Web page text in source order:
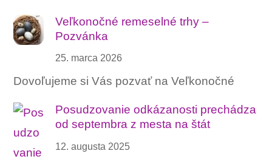
Veľkonočné remeselné trhy –
Pozvánka
25. marca 2026
Dovoľujeme si Vás pozvať na Veľkonočné
Posudzovanie odkázanosti prechádza
od septembra z mesta na štát
12. augusta 2025